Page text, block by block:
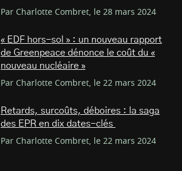
Par Charlotte Combret, le 28 mars 2024
« EDF hors-sol » : un nouveau rapport
de Greenpeace dénonce le coût du «
nouveau nucléaire »
Par Charlotte Combret, le 22 mars 2024
Retards, surcoûts, déboires : la saga
des EPR en dix dates-clés
Par Charlotte Combret, le 22 mars 2024